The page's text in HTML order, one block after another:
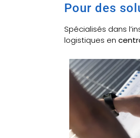
Pour des
Spécialisés dans
logistiques en